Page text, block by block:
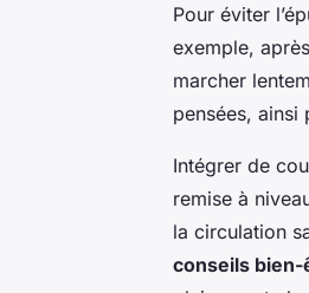
Pour éviter
exemple,
marcher
pensées, ainsi
Intégrer de
remise à
la circulation
conseils